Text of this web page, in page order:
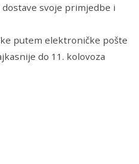
svoje primjedbe i
putem elektroničke pošte
do 11. kolovoza